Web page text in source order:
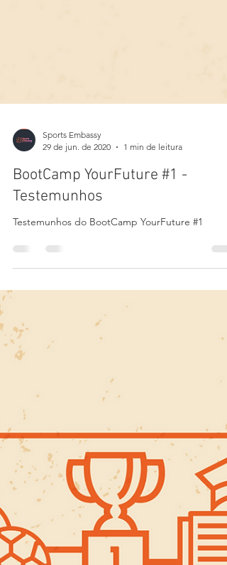
29 de jun. de 2020
1 min de leitura
BootCamp YourFuture #1 -
Testemunhos
Testemunhos do BootCamp YourFuture #1